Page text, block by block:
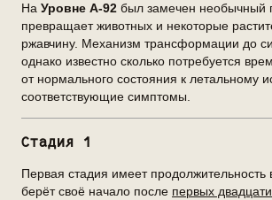
На Уровне А-92 был замечен необычный
превращает животных и некоторые
ржавчину. Механизм трансформации до
однако известно сколько потребуется
от нормального состояния к летальному
соответствующие симптомы.
Стадия 1
Первая стадия имеет продолжительность
берёт своё начало после первых